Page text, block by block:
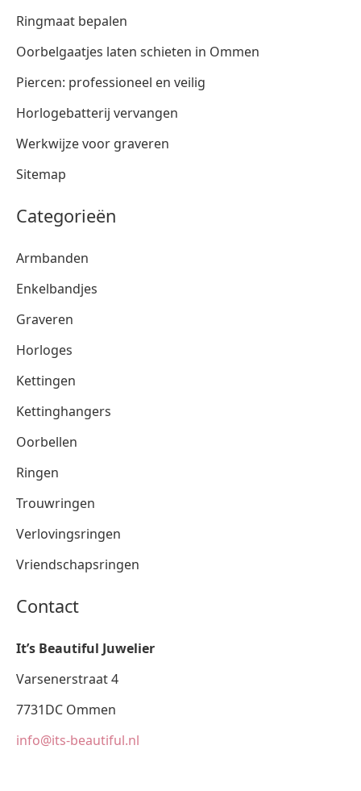
Ringmaat bepalen
Oorbelgaatjes laten schieten in Ommen
Piercen: professioneel en veilig
Horlogebatterij vervangen
Werkwijze voor graveren
Sitemap
Categorieën
Armbanden
Enkelbandjes
Graveren
Horloges
Kettingen
Kettinghangers
Oorbellen
Ringen
Trouwringen
Verlovingsringen
Vriendschapsringen
Contact
It’s Beautiful Juwelier
Varsenerstraat 4
7731DC Ommen
info@its-beautiful.nl